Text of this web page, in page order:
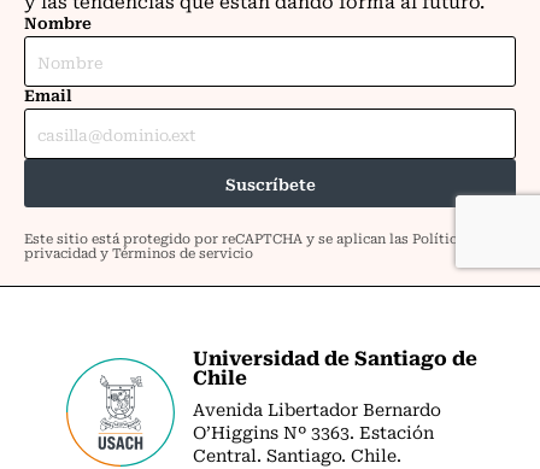
Universidad de Santiago de
Chile
Avenida Libertador Bernardo
O’Higgins Nº 3363. Estación
Central. Santiago. Chile.